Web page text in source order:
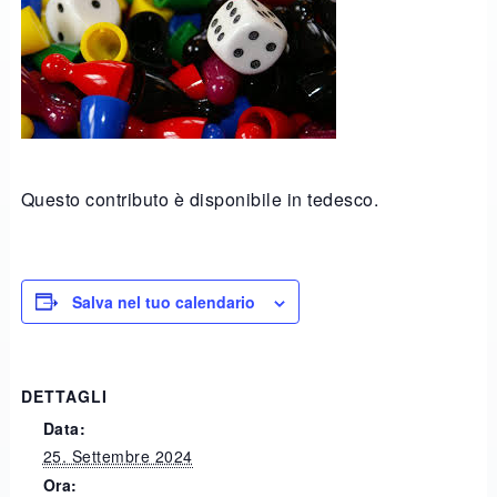
Questo contributo è disponibile in tedesco.
Salva nel tuo calendario
DETTAGLI
Data:
25. Settembre 2024
Ora: